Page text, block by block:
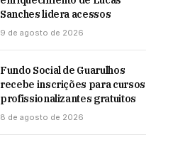
Sanches lidera acessos
9 de agosto de 2026
Fundo Social de Guarulhos
recebe inscrições para cursos
profissionalizantes gratuitos
8 de agosto de 2026